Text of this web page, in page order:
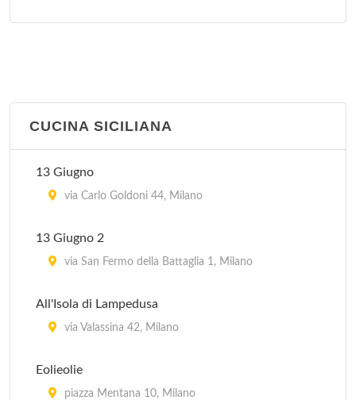
via Goffredo Sigieri 10, Milano
CUCINA SICILIANA
13 Giugno
via Carlo Goldoni 44, Milano
13 Giugno 2
via San Fermo della Battaglia 1, Milano
All'Isola di Lampedusa
via Valassina 42, Milano
Eolieolie
piazza Mentana 10, Milano